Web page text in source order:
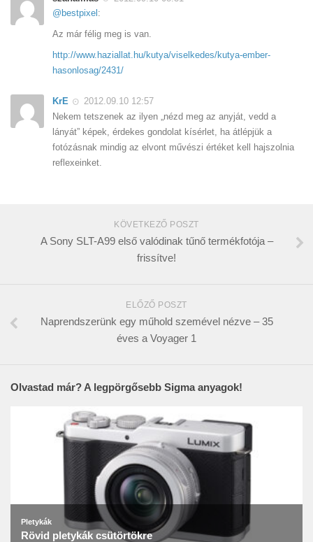
@bestpixel :
Az már félig meg is van.
http://www.haziallat.hu/kutya/viselkedes/kutya-ember-
hasonlosag/2431/
KrE
2012.09.10 12:57
Nekem tetszenek az ilyen „nézd meg az anyját, vedd a
lányát” képek, érdekes gondolat kísérlet, ha átlépjük a
fotózásnak mindig az elvont művészi értéket kell hajszolnia
reflexeinket.
KÖVETKEZŐ POSZT
A Sony SLT-A99 első valódinak tűnő termékfotója –
frissítve!
ELŐZŐ POSZT
Naprendszerünk egy műhold szemével nézve – 35
éves a Voyager 1
Olvastad már? A legpörgősebb Sigma anyagok!